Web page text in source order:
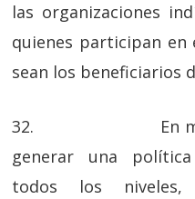
las organizaciones
quienes participan en
sean los beneficiarios
32. En materia
generar una
todos los